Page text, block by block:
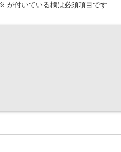
が付いている欄は必須項目です